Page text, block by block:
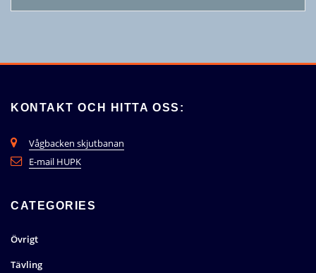
KONTAKT OCH HITTA OSS:
Vågbacken skjutbanan
E-mail HUPK
CATEGORIES
Övrigt
Tävling